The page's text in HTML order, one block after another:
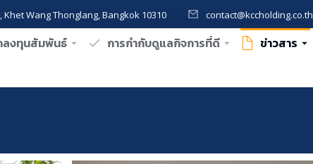
Wang Thonglang, Bangkok 10310 contact@kccholding.co.th
ลงทุนสัมพันธ์ การกำกับดูแลกิจการที่ดี ข่าวสาร